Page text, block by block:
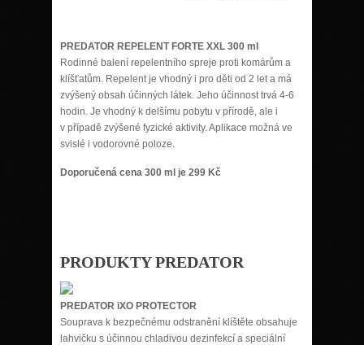
PREDATOR REPELENT FORTE XXL 300 ml
Rodinné balení repelentního spreje proti komárům a
klíšťatům. Repelent je vhodný i pro děti od 2 let a má
zvýšený obsah účinných látek. Jeho účinnost trvá 4-6
hodin. Je vhodný k delšímu pobytu v přírodě, ale i
v případě zvýšené fyzické aktivity. Aplikace možná ve
svislé i vodorovné poloze.
Doporučená cena 300 ml je 299 Kč
PRODUKTY PREDATOR
PREDATOR iXO PROTECTOR
Souprava k bezpečnému odstranění klíštěte obsahuje
lahvičku s účinnou chladivou dezinfekcí a speciální